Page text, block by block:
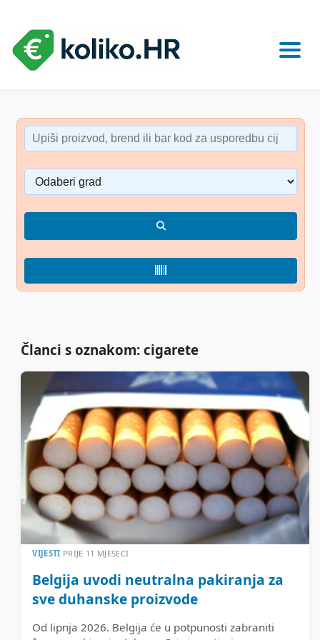
Članci s oznakom: cigarete
VIJESTI PRIJE 11 MJESECI
Belgija uvodi neutralna pakiranja za
sve duhanske proizvode
Od lipnja 2026. Belgija će u potpunosti zabraniti